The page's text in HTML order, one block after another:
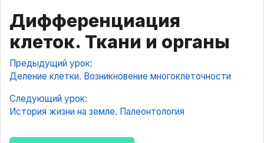
Дифференциация
клеток. Ткани и органы
Предыдущий урок:
Деление клетки. Возникновение многоклеточности
Следующий урок:
История жизни на земле. Палеонтология